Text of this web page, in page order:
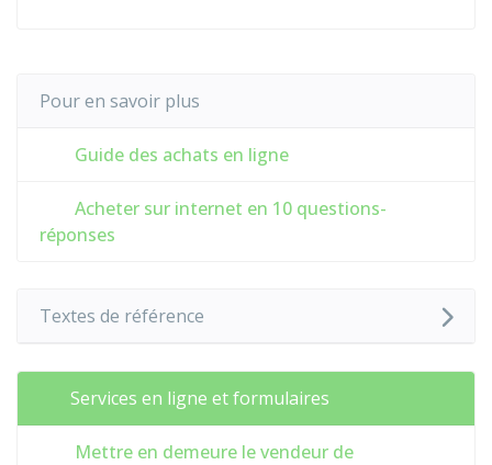
Pour en savoir plus
Guide des achats en ligne
Acheter sur internet en 10 questions-
réponses
Textes de référence
Services en ligne et formulaires
Mettre en demeure le vendeur de